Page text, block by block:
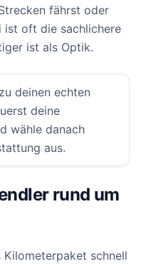
fährst oder
ist oft die sachlichere
ist als Optik.
deinen echten
deine
wähle danach
aus.
rund um
Kilometerpaket schnell